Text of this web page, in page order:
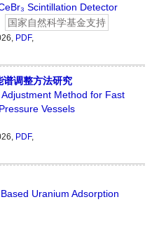
Scintillation Detector
国家自然科学基金支持
PDF,
谱调整方法研究
Method for Fast
Vessels
PDF,
Uranium Adsorption